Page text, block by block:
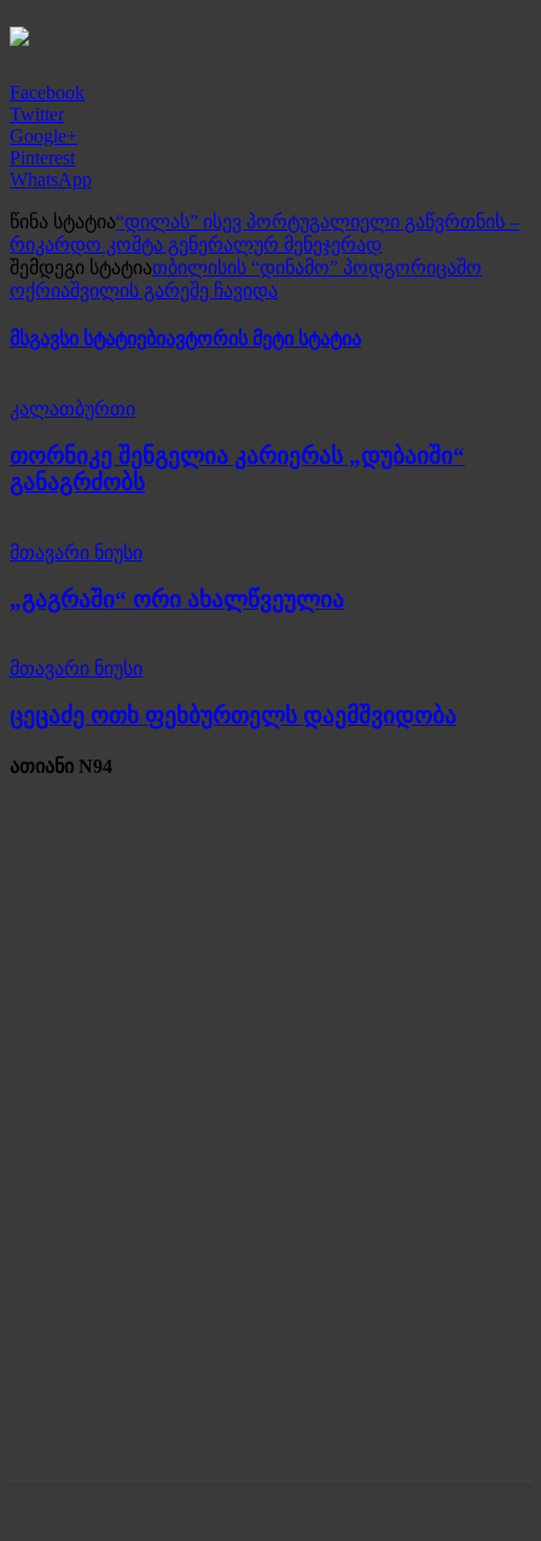
Facebook
Twitter
Google+
Pinterest
WhatsApp
წინა სტატია“დილას” ისევ პორტუგალიელი გაწვრთნის –
რიკარდო კოშტა გენერალურ მენეჯერად
შემდეგი სტატიათბილისის “დინამო” პოდგორიცაშო
ოქრიაშვილის გარეშე ჩავიდა
მსგავსი სტატიებიავტორის მეტი სტატია
კალათბურთი
თორნიკე შენგელია კარიერას „დუბაიში“
განაგრძობს
მთავარი ნიუსი
„გაგრაში“ ორი ახალწვეულია
მთავარი ნიუსი
ცეცაძე ოთხ ფეხბურთელს დაემშვიდობა
ათიანი N94